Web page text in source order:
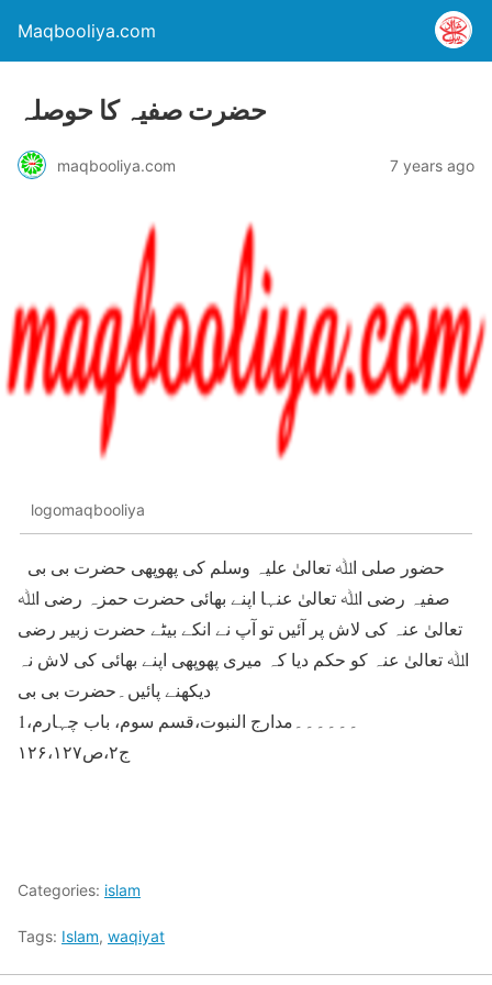
Maqbooliya.com
حضرت صفیہ کا حوصلہ
maqbooliya.com 7 years ago
logomaqbooliya
صفیہ رضی اﷲ تعالیٰ عنہا اپنے بھائی حضرت حمزہ رضی اﷲ
تعالیٰ عنہ کی لاش پر آئیں تو آپ نے انکے بیٹے حضرت زبیر رضی
اﷲ تعالیٰ عنہ کو حکم دیا کہ میری پھوپھی اپنے بھائی کی لاش نہ
دیکھنے پائیں۔حضرت بی بی
1۔۔۔۔۔۔مدارج النبوت،قسم سوم، باب چہارم،
ج۲،ص۱۲۶،۱۲۷
Categories: islam
Tags: Islam, waqiyat